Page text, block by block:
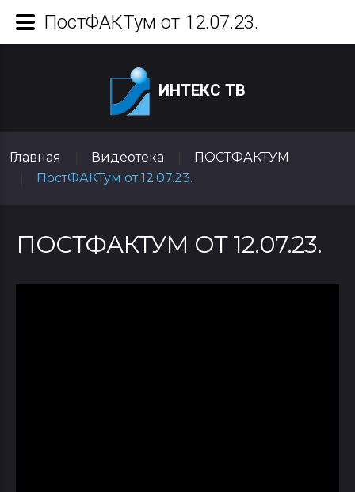
ИНТЕКС ТВ
Главная Видеотека
ПОСТФАКТУМ
ПостФАКТум от 12.07.23.
ПОСТФАКТУМ ОТ 12.07.23.
ПостФАКТум от 12.07.23.